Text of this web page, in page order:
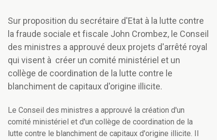
Sur proposition du secrétaire d'Etat à la lutte contre
la fraude sociale et fiscale John Crombez, le Conseil
des ministres a approuvé deux projets d'arrêté royal
qui visent à créer un comité ministériel et un
collège de coordination de la lutte contre le
blanchiment de capitaux d'origine illicite.
Le Conseil des ministres a approuvé la création d'un
comité ministériel et d'un collège de coordination de la
lutte contre le blanchiment de capitaux d'origine illicite. Il